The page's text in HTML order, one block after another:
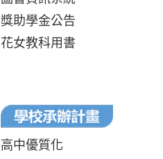
獎助學金公告
花女教科用書
高中優質化